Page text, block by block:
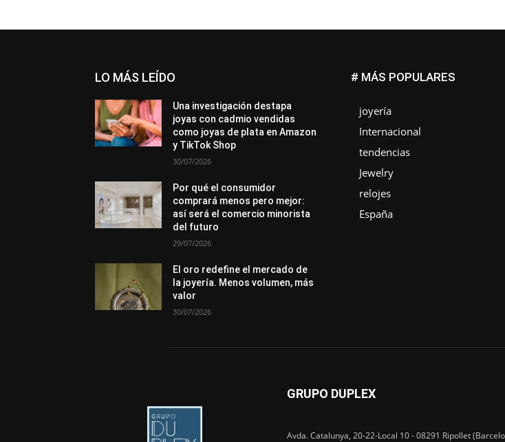
LO MÁS LEÍDO
Una investigación destapa
joyas con cadmio vendidas
como joyas de plata en Amazon
y TikTok Shop
30/07/2026
Por qué el consumidor
comprará menos pero mejor:
así será el comercio minorista
del futuro
29/07/2026
El oro redefine el mercado de
la joyería. Menos volumen, más
valor
30/07/2026
# MÁS POPULARES
joyería
Internacional
tendencias
Jewelry
relojes
España
GRUPO DUPLEX
Avda. Catalunya, 20-22-Local 10 - 08291 Ripollet